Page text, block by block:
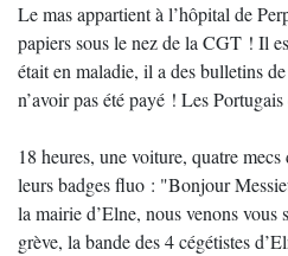
Le mas appartient à l’hôpital de
papiers sous le nez de la CGT ! Il
était en maladie, il a des bulletins
n’avoir pas été payé ! Les
18 heures, une voiture, quatre
leurs badges fluo : "Bonjour
la mairie d’Elne, nous venons
grève, la bande des 4 cégétistes